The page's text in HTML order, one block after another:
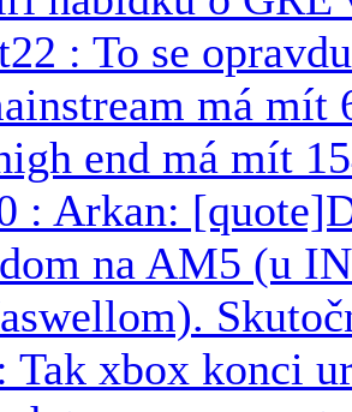
: To se
má
end má mít
: Arkan:
na AM5 (u
Tak xbox konci